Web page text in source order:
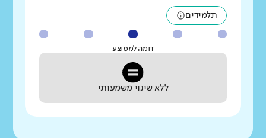
תלמידים
דומה לממוצע
ללא שינוי משמעותי